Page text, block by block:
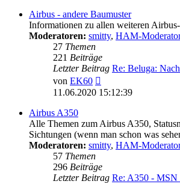
Airbus - andere Baumuster
Informationen zu allen weiteren
Moderatoren: smitty, HAM-
27 Themen
221 Beiträge
Letzter Beitrag Re: Beluga:
von EK60
Beitrag
11.06.2020 15:12:39
Airbus A350
Alle Themen zum Airbus A350,
Sichtungen (wenn man schon was
Moderatoren: smitty, HAM-
57 Themen
296 Beiträge
Letzter Beitrag Re: A350 -